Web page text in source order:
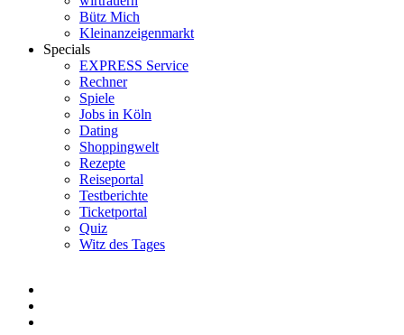
Bütz Mich
Kleinanzeigenmarkt
Specials
EXPRESS Service
Rechner
Spiele
Jobs in Köln
Dating
Shoppingwelt
Rezepte
Reiseportal
Testberichte
Ticketportal
Quiz
Witz des Tages